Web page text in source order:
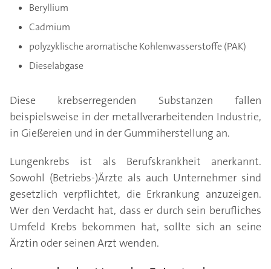
Beryllium
Cadmium
polyzyklische aromatische Kohlenwasserstoffe (PAK)
Dieselabgase
Diese krebserregenden Substanzen fallen
beispielsweise in der metallverarbeitenden Industrie,
in Gießereien und in der Gummiherstellung an.
Lungenkrebs ist als Berufskrankheit anerkannt.
Sowohl (Betriebs-)Ärzte als auch Unternehmer sind
gesetzlich verpflichtet, die Erkrankung anzuzeigen.
Wer den Verdacht hat, dass er durch sein berufliches
Umfeld Krebs bekommen hat, sollte sich an seine
Ärztin oder seinen Arzt wenden.